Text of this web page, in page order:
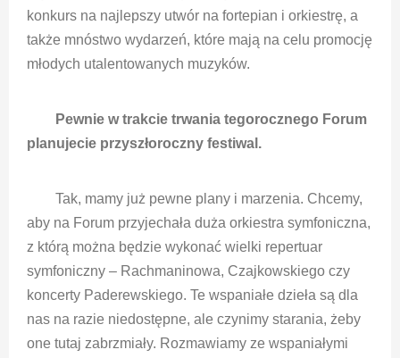
konkurs na najlepszy utwór na fortepian i orkiestrę, a
także mnóstwo wydarzeń, które mają na celu promocję
młodych utalentowanych muzyków.
Pewnie w trakcie trwania tegorocznego Forum
planujecie przyszłoroczny festiwal.
Tak, mamy już pewne plany i marzenia. Chcemy,
aby na Forum przyjechała duża orkiestra symfoniczna,
z którą można będzie wykonać wielki repertuar
symfoniczny – Rachmaninowa, Czajkowskiego czy
koncerty Paderewskiego. Te wspaniałe dzieła są dla
nas na razie niedostępne, ale czynimy starania, żeby
one tutaj zabrzmiały. Rozmawiamy ze wspaniałymi